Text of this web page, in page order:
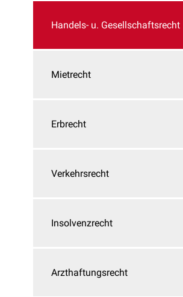
Handels- u. Gesellschaftsrecht
Mietrecht
Erbrecht
Verkehrsrecht
Insolvenzrecht
Arzthaftungsrecht